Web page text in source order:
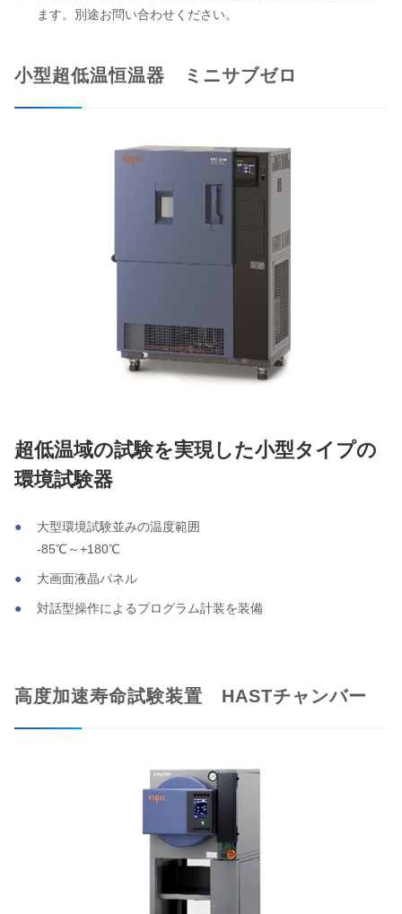
ます。別途お問い合わせください。
小型超低温恒温器 ミニサブゼロ
超低温域の試験を実現した小型タイプの
環境試験器
大型環境試験並みの温度範囲
-85℃～+180℃
大画面液晶パネル
対話型操作によるプログラム計装を装備
高度加速寿命試験装置 HASTチャンバー